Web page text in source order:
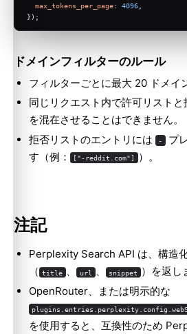
max_tokens_per_page: 4096
});
ドメインフィルターのルール
フィルターごとに最大 20 ドメイン
同じリクエスト内で許可リストと
を混在させることはできません。
拒否リストのエントリには
-
プ
す（例：
["-reddit.com"] ）。
注記
Perplexity Search API は、構造
（ title 、 url 、 snippet
）を返し
OpenRouter、または明示的な
を使用すると、互換性のため